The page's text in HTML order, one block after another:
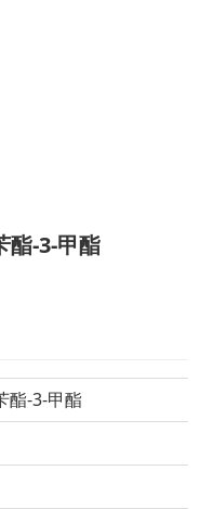
酯-3-甲酯
酯-3-甲酯